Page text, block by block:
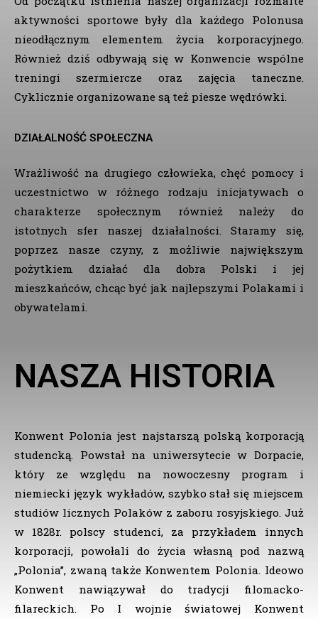
aktywności sportowe były dla każdego Polonusa
nieodłącznym elementem życia korporacyjnego.
Również dziś odbywają się w Konwencie wspólne
treningi szermiercze oraz zajęcia taneczne.
Cyklicznie organizowane są też piesze wędrówki.
DZIAŁALNOŚĆ SPOŁECZNA
Wrażliwość na drugiego człowieka, chęć pomocy i
uczestnictwo w różnego rodzaju inicjatywach o
charakterze społecznym również należy do
istotnych sfer naszej działalności. Staramy się,
poprzez nasze czyny, z możliwie największym
pożytkiem działać dla dobra Polski i jej
mieszkańców, chcąc być jak najlepszymi Polakami i
obywatelami.
NASZA HISTORIA
Konwent Polonia jest najstarszą polską korporacją
studencką. Powstał na uniwersytecie w Dorpacie,
który ze względu na nowoczesny program i
niemiecki język wykładów, szybko stał się miejscem
studiów licznych Polaków z zaboru rosyjskiego. Już
w 1828r. polscy studenci, za przykładem innych
korporacji, powołali do życia własną pod nazwą
„Polonia”, zwaną także Konwentem Polonia. Ideowo
Konwent nawiązywał do tradycji filomacko-
filareckich. Po I wojnie światowej Konwent